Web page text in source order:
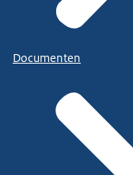
Documenten